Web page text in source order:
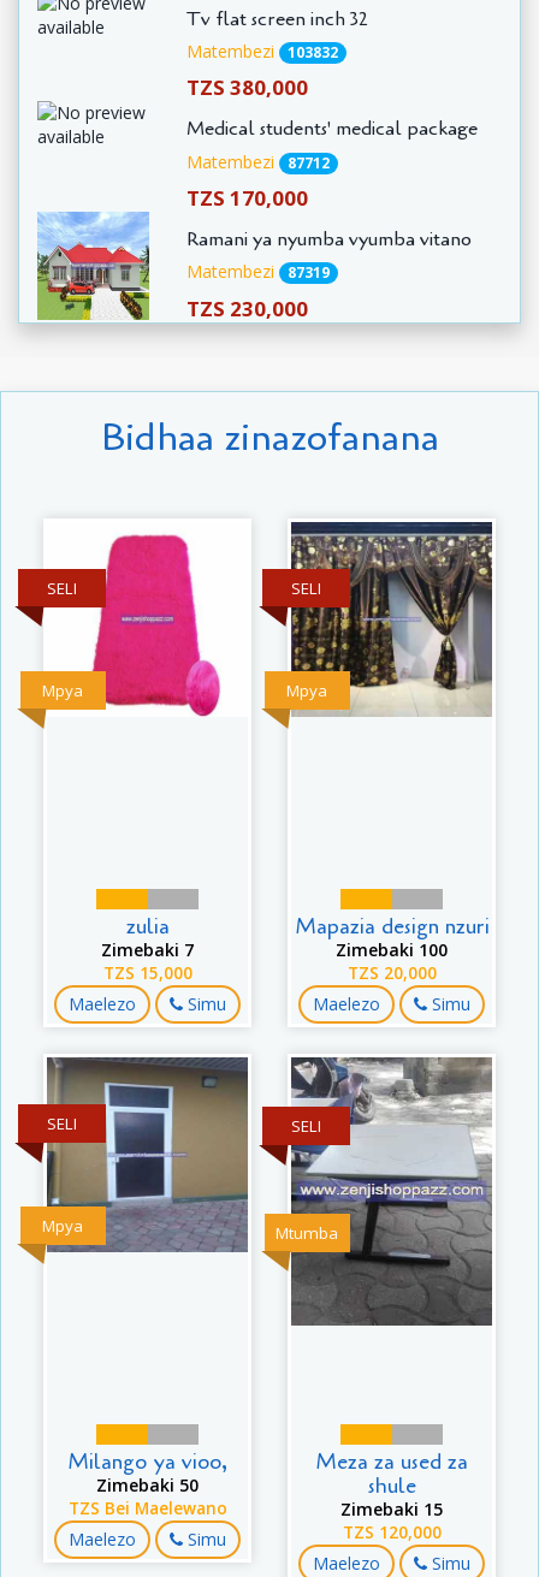
Tv flat screen inch 32
Matembezi 103832
TZS 380,000
Medical students' medical package
Matembezi 87712
TZS 170,000
Ramani ya nyumba vyumba vitano
Matembezi 87319
TZS 230,000
Bidhaa zinazofanana
Mpya
SELI
zulia
Zimebaki 7
TZS 15,000
Maelezo Simu
Mpya
SELI
Mapazia design nzuri
Zimebaki 100
TZS 20,000
Maelezo Simu
Mpya
SELI
Milango ya vioo,
Zimebaki 50
TZS Bei Maelewano
Maelezo Simu
Mtumba
SELI
Meza za used za
shule
Zimebaki 15
TZS 120,000
Maelezo Simu